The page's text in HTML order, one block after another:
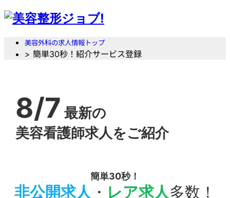
美容外科の求人情報トップ
> 簡単30秒！紹介サービス登録
8/7 最新の
美容看護師求人をご紹介
簡単30秒！
非公開求人 ・ レア求人多数！